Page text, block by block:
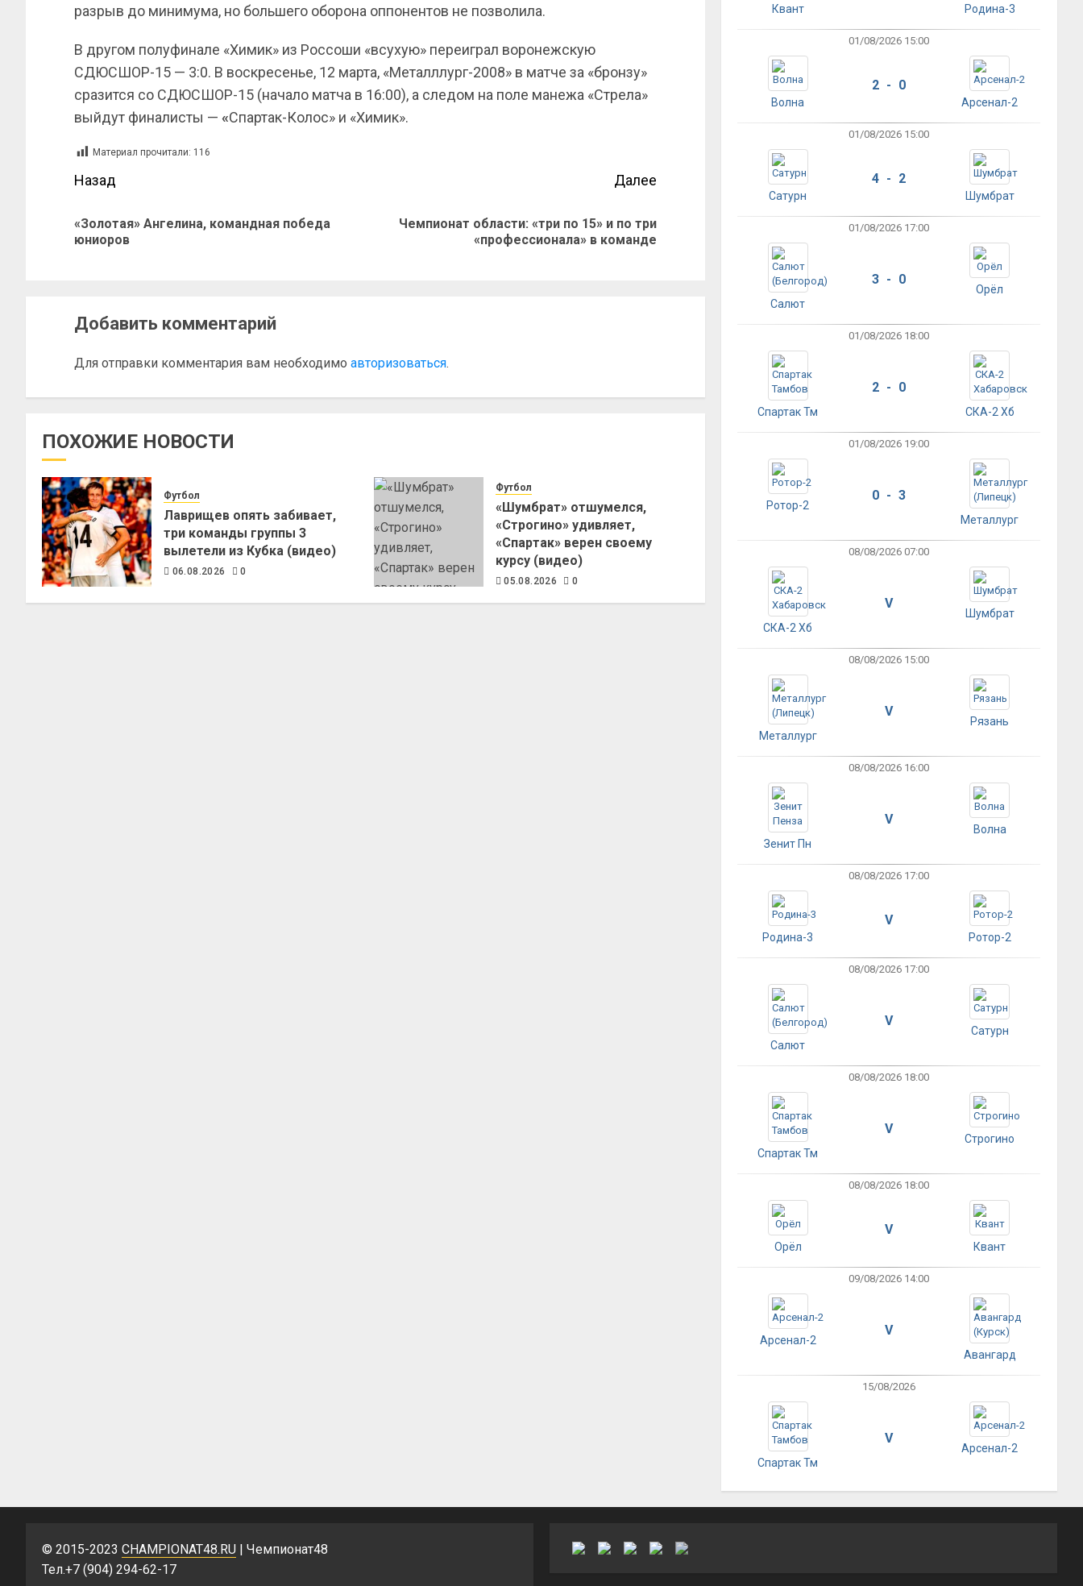
разрыв до минимума, но большего оборона оппонентов не позволила.
В другом полуфинале «Химик» из Россоши «всухую» переиграл воронежскую
СДЮСШОР-15 — 3:0. В воскресенье, 12 марта, «Металллург-2008» в матче за «бронзу»
сразится со СДЮСШОР-15 (начало матча в 16:00), а следом на поле манежа «Стрела»
выйдут финалисты — «Спартак-Колос» и «Химик».
Материал прочитали: 116
Назад
«Золотая» Ангелина, командная победа
юниоров
Далее
Чемпионат области: «три по 15» и по три
«профессионала» в команде
Добавить комментарий
Для отправки комментария вам необходимо авторизоваться.
ПОХОЖИЕ НОВОСТИ
Футбол
Лаврищев опять забивает,
три команды группы 3
вылетели из Кубка (видео)
06.08.2026 0
Футбол
«Шумбрат» отшумелся,
«Строгино» удивляет,
«Спартак» верен своему
курсу (видео)
05.08.2026 0
Квант Родина-3
01/08/2026 15:00
Волна
2 - 0
Арсенал-2
01/08/2026 15:00
Сатурн
4 - 2
Шумбрат
01/08/2026 17:00
Салют
3 - 0
Орёл
01/08/2026 18:00
Спартак Тм
2 - 0
СКА-2 Хб
01/08/2026 19:00
Ротор-2
0 - 3
Металлург
08/08/2026 07:00
СКА-2 Хб
V
Шумбрат
08/08/2026 15:00
Металлург
V
Рязань
08/08/2026 16:00
Зенит Пн
V
Волна
08/08/2026 17:00
Родина-3
V
Ротор-2
08/08/2026 17:00
Салют
V
Сатурн
08/08/2026 18:00
Спартак Тм
V
Строгино
08/08/2026 18:00
Орёл
V
Квант
09/08/2026 14:00
Арсенал-2
V
Авангард
15/08/2026
Спартак Тм
V
Арсенал-2
© 2015-2023 CHAMPIONAT48.RU | Чемпионат48
Тел.+7 (904) 294-62-17